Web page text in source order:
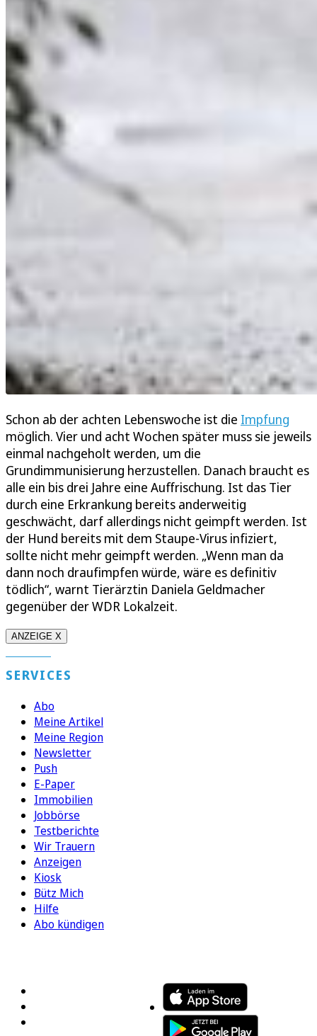
Schon ab der achten Lebenswoche ist die Impfung
möglich. Vier und acht Wochen später muss sie jeweils
einmal nachgeholt werden, um die
Grundimmunisierung herzustellen. Danach braucht es
alle ein bis drei Jahre eine Auffrischung. Ist das Tier
durch eine Erkrankung bereits anderweitig
geschwächt, darf allerdings nicht geimpft werden. Ist
der Hund bereits mit dem Staupe-Virus infiziert,
sollte nicht mehr geimpft werden. „Wenn man da
dann noch draufimpfen würde, wäre es definitiv
tödlich“, warnt Tierärztin Daniela Geldmacher
gegenüber der WDR Lokalzeit.
ANZEIGE X
SERVICES
Abo
Meine Artikel
Meine Region
Newsletter
Push
E-Paper
Immobilien
Jobbörse
Testberichte
Wir Trauern
Anzeigen
Kiosk
Bütz Mich
Hilfe
Abo kündigen